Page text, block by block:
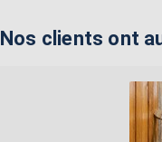
Nos clients ont